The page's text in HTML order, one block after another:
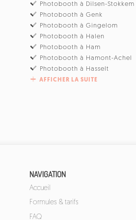
Photobooth à Dilsen-Stokkem
Photobooth à Genk
Photobooth à Gingelom
Photobooth à Halen
Photobooth à Ham
Photobooth à Hamont-Achel
Photobooth à Hasselt
AFFICHER LA SUITE
NAVIGATION
Accueil
Formules & tarifs
FAQ